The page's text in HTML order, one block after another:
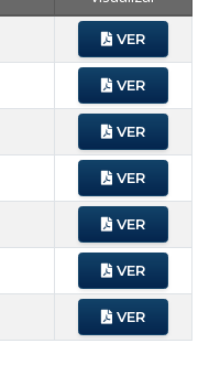
VER
VER
VER
VER
VER
VER
VER